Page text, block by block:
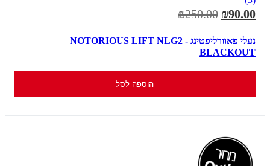
₪90.00
₪250.00
נעלי פאוורליפטינג NOTORIOUS LIFT NLG2 -
BLACKOUT
הוספה לסל